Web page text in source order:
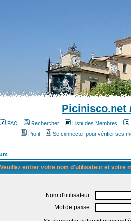
Picinisco.net
FAQ Rechercher Liste des Membres
Profil
Se connecter pour vérifier ses
Veuillez entrer votre nom d'utilisateur et votre
Nom d'utilisateur:
Mot de passe: